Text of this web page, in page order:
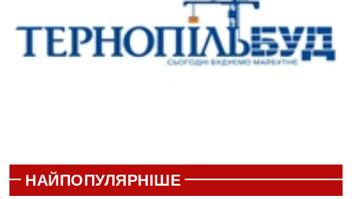
НАЙПОПУЛЯРНІШЕ